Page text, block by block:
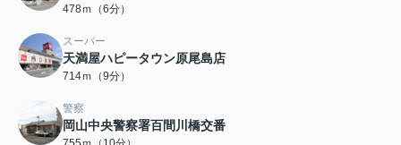
478ｍ（6分）
スーパー
天満屋ハピータウン原尾島店
714ｍ（9分）
警察
岡山中央警察署百間川橋交番